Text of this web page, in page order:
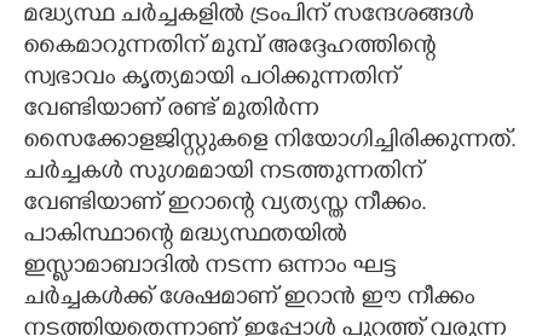
മദ്ധ്യസ്ഥ ചര്‍ച്ചകളില്‍ ട്രംപിന് സന്ദേശങ്ങള്‍
കൈമാറുന്നതിന് മുമ്പ് അദ്ദേഹത്തിന്റെ
സ്വഭാവം കൃത്യമായി പഠിക്കുന്നതിന്
വേണ്ടിയാണ് രണ്ട് മുതിര്‍ന്ന
സൈക്കോളജിസ്റ്റുകളെ നിയോഗിച്ചിരിക്കുന്നത്.
ചര്‍ച്ചകള്‍ സുഗമമായി നടത്തുന്നതിന്
വേണ്ടിയാണ് ഇറാന്റെ വ്യത്യസ്ത നീക്കം.
പാകിസ്ഥാന്റെ മദ്ധ്യസ്ഥതയില്‍
ഇസ്ലാമാബാദില്‍ നടന്ന ഒന്നാം ഘട്ട
ചര്‍ച്ചകള്‍ക്ക് ശേഷമാണ് ഇറാന്‍ ഈ നീക്കം